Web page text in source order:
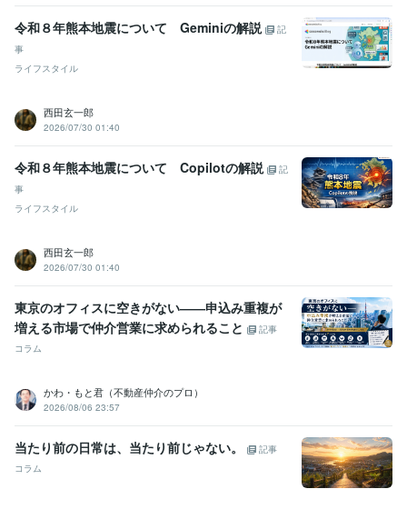
令和８年熊本地震について Geminiの解説
記
事
ライフスタイル
西田玄一郎
2026/07/30 01:40
令和８年熊本地震について Copilotの解説
記
事
ライフスタイル
西田玄一郎
2026/07/30 01:40
東京のオフィスに空きがない――申込み重複が
増える市場で仲介営業に求められること
記事
コラム
かわ・もと君（不動産仲介のプロ）
2026/08/06 23:57
当たり前の日常は、当たり前じゃない。
記事
コラム